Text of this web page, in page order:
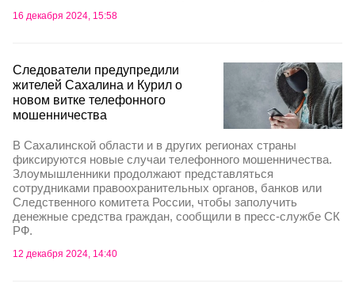
16 декабря 2024, 15:58
Следователи предупредили
жителей Сахалина и Курил о
новом витке телефонного
мошенничества
В Сахалинской области и в других регионах страны
фиксируются новые случаи телефонного мошенничества.
Злоумышленники продолжают представляться
сотрудниками правоохранительных органов, банков или
Следственного комитета России, чтобы заполучить
денежные средства граждан, сообщили в пресс-службе СК
РФ.
12 декабря 2024, 14:40